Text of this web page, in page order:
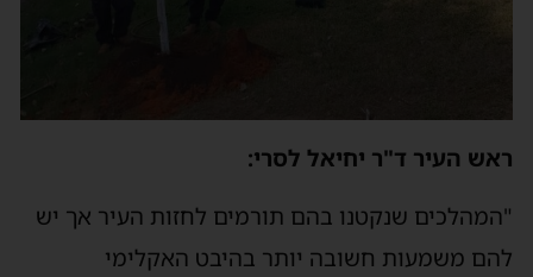
העיר ד"ר יחיאל לסרי:
שנקטנו בהם תורמים לחזות העיר אך יש
משמעות חשובה יותר בהיבט האקלימי